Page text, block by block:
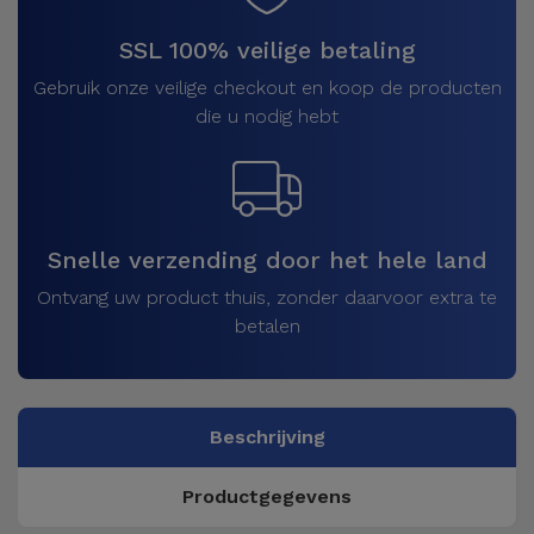
SSL 100% veilige betaling
Gebruik onze veilige checkout en koop de producten
die u nodig hebt
Snelle verzending door het hele land
Ontvang uw product thuis, zonder daarvoor extra te
betalen
Beschrijving
Productgegevens